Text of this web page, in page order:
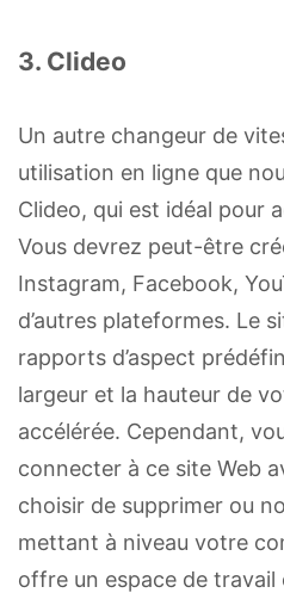
3. Clideo
Un autre changeur de
utilisation en ligne que
Clideo, qui est idéal pour
Vous devrez peut-être
Instagram, Facebook,
d’autres plateformes. Le
rapports d’aspect
largeur et la hauteur de
accélérée. Cependant,
connecter à ce site Web
choisir de supprimer ou
mettant à niveau votre
offre un espace de